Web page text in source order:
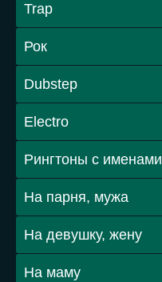
Trap
Рок
Dubstep
Electro
Рингтоны с именами
На парня, мужа
На девушку, жену
На маму